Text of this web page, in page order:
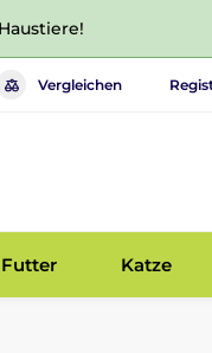
Vergleichen
Futter Katze